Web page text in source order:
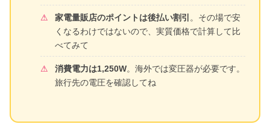
家電量販店のポイントは後払い割引 。その場で安
くなるわけではないので、実質価格で計算して比
べてみて
消費電力は1,250W。海外では変圧器が必要です。
旅行先の電圧を確認してね